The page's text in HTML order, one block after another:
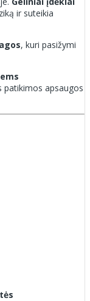
ir suteikia
, kuri pasižymi
patikimos apsaugos